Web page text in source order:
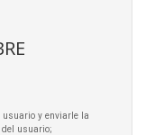
usuario y enviarle la
del usuario;